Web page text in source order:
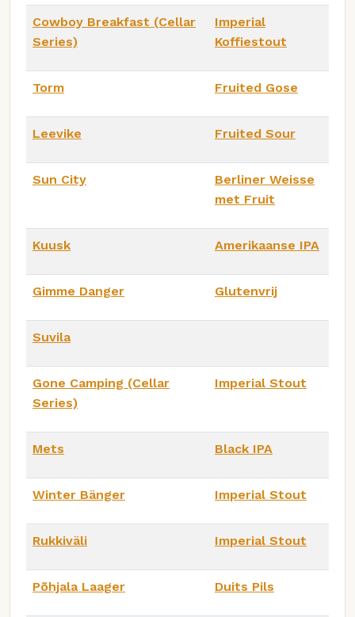
Cowboy Breakfast (Cellar
Series)
Imperial
Koffiestout
Torm Fruited Gose
Leevike Fruited Sour
Sun City
Berliner Weisse
met Fruit
Kuusk Amerikaanse IPA
Gimme Danger Glutenvrij
Suvila
Gone Camping (Cellar
Series)
Imperial Stout
Mets Black IPA
Winter Bänger Imperial Stout
Rukkiväli Imperial Stout
Põhjala Laager Duits Pils